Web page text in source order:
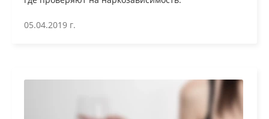
05.04.2019 г.